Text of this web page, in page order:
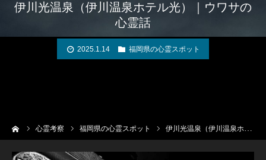
伊川光温泉（伊川温泉ホテル光）｜ウワサの
心霊話
2025.1.14 福岡県の心霊スポット
心霊考察 福岡県の心霊スポット 伊川光温泉（伊川温泉ホテル光）｜ウワサの心霊話